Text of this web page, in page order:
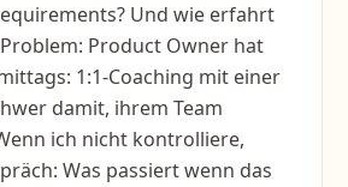
Und wie erfahrt
Product Owner hat
1:1-Coaching mit einer
damit, ihrem Team
ich nicht kontrolliere,
Was passiert wenn das